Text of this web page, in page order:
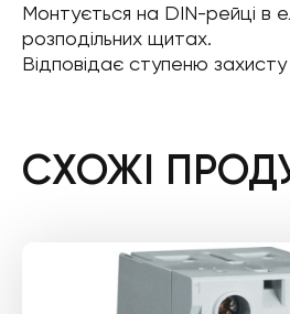
Монтується на DIN-рейці в
розподільних щитах.
Відповідає ступеню захисту
СХОЖІ